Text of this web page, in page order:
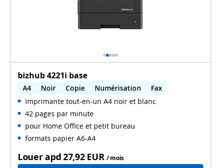
bizhub 4221i base
A4 Noir Copie Numérisation
Fax
Impression automatique recto verso
Numérisation automatique recto verso
Imprimante tout-en-un A4 noir et blanc
42 pages par minute
pour Home Office et petit bureau
formats papier A6-A4
Louer apd 27,92 EUR / mois